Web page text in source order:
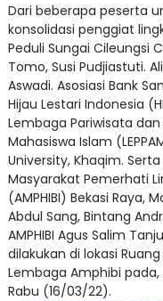
Dari beberapa peserta
konsolidasi penggiat
Peduli Sungai Cileungsi
Tomo, Susi Pudjiastuti.
Aswadi. Asosiasi Bank
Hijau Lestari Indonesia
Lembaga Pariwisata
Mahasiswa Islam
University, Khaqim.
Masyarakat Pemerhati
(AMPHIBI) Bekasi Raya,
Abdul Sang, Bintang
AMPHIBI Agus Salim
dilakukan di lokasi
Lembaga Amphibi pada,
Rabu (16/03/22).